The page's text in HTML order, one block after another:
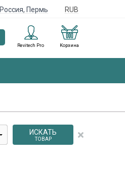
Россия, Пермь RUB
Корзина
Revitech Pro
ИСКАТЬ
ТОВАР